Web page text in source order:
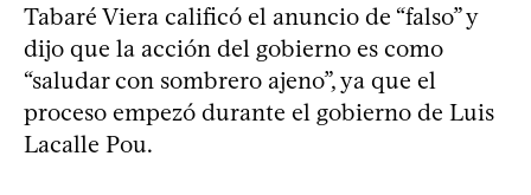
Tabaré Viera calificó el anuncio de “falso” y
dijo que la acción del gobierno es como
“saludar con sombrero ajeno”, ya que el
proceso empezó durante el gobierno de Luis
Lacalle Pou.